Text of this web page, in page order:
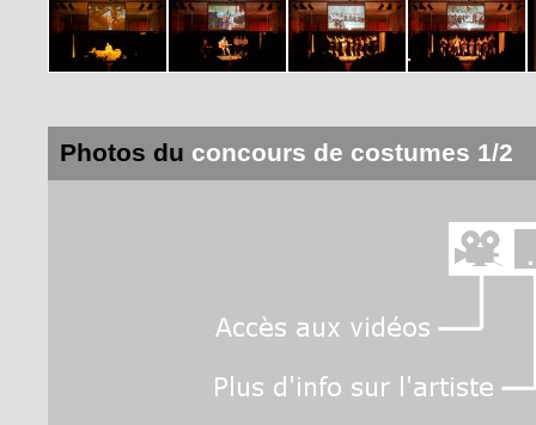
Photos du concours de costumes 1/2